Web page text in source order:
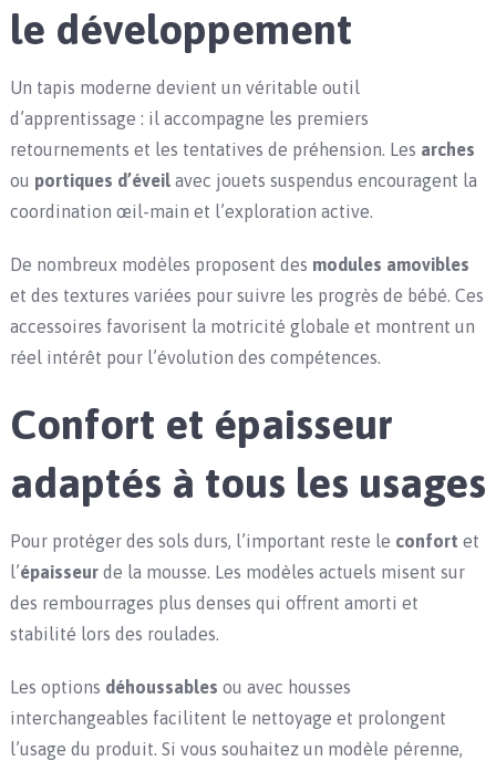
le développement
Un tapis moderne devient un véritable outil
d’apprentissage : il accompagne les premiers
retournements et les tentatives de préhension. Les arches
ou portiques d’éveilavec jouets suspendus encouragent la
coordination œil-main et l’exploration active.
De nombreux modèles proposent des modules amovibles
et des textures variées pour suivre les progrès de bébé. Ces
accessoires favorisent la motricité globale et montrent un
réel intérêt pour l’évolution des compétences.
Confort et épaisseur
adaptés à tous les usages
Pour protéger des sols durs, l’important reste le confort et
l’épaisseurde la mousse. Les modèles actuels misent sur
des rembourrages plus denses qui offrent amorti et
stabilité lors des roulades.
Les options déhoussables ou avec housses
interchangeables facilitent le nettoyage et prolongent
l’usage du produit. Si vous souhaitez un modèle pérenne,